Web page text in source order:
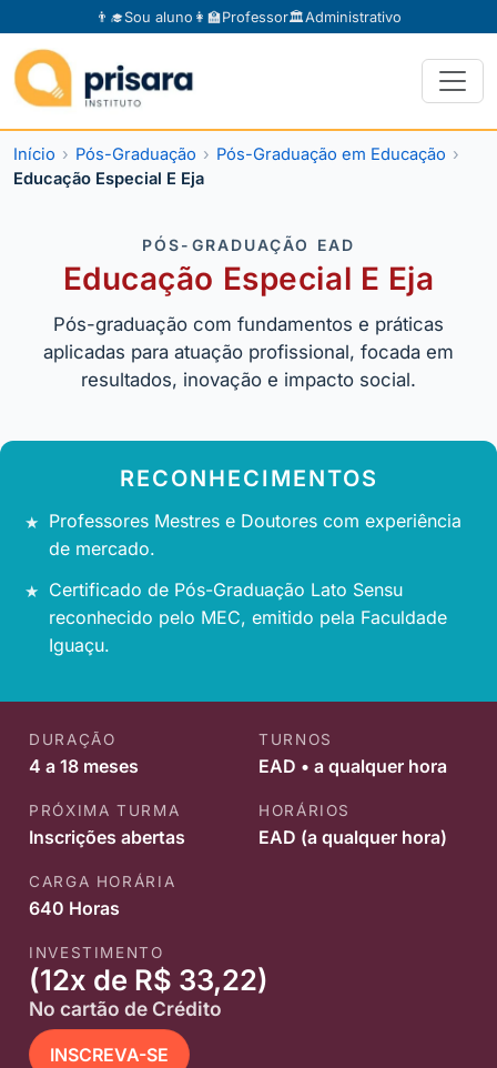
👨‍🎓Sou aluno 👩‍🏫Professor🏛️Administrativo
Início Pós-Graduação
Pós-Graduação em Educação
Educação Especial E Eja
PÓS-GRADUAÇÃO EAD
Educação Especial E Eja
Pós-graduação com fundamentos e práticas
aplicadas para atuação profissional, focada em
resultados, inovação e impacto social.
RECONHECIMENTOS
Professores Mestres e Doutores com experiência
de mercado.
Certificado de Pós-Graduação Lato Sensu
reconhecido pelo MEC, emitido pela Faculdade
Iguaçu.
DURAÇÃO
4 a 18 meses
TURNOS
EAD • a qualquer hora
PRÓXIMA TURMA
Inscrições abertas
HORÁRIOS
EAD (a qualquer hora)
CARGA HORÁRIA
640 Horas
INVESTIMENTO
(12x de R$ 33,22)
No cartão de Crédito
INSCREVA-SE